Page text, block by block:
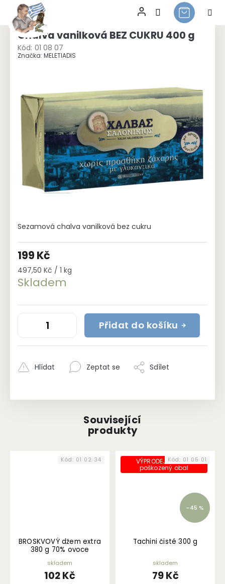
Přejít
obsahChalva vanilková BEZ CUKRU 400 g
Kód: 01 08 07
Značka: MELETIADIS
199 Kč
Měrná
cena:
497,50 Kč / 1 kg
Skladem
Přidat do košíku
Sezamová chalva vanilková bez cukru
Zeptat se
Hlídat Sdílet
Související
produkty
BROSKVOVÝ džem extra
380 g 70% ovoce
skladem
102 Kč
Kód: 01 02 34 VÝPRODEJ - mírně
poškozený obal
–45 %
Tachini čisté 300 g
skladem
79 Kč
Kód: 01 05 01